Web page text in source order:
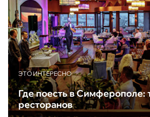
ЭТО ИНТЕРЕСНО
Где поесть в Симферополе:
ресторанов